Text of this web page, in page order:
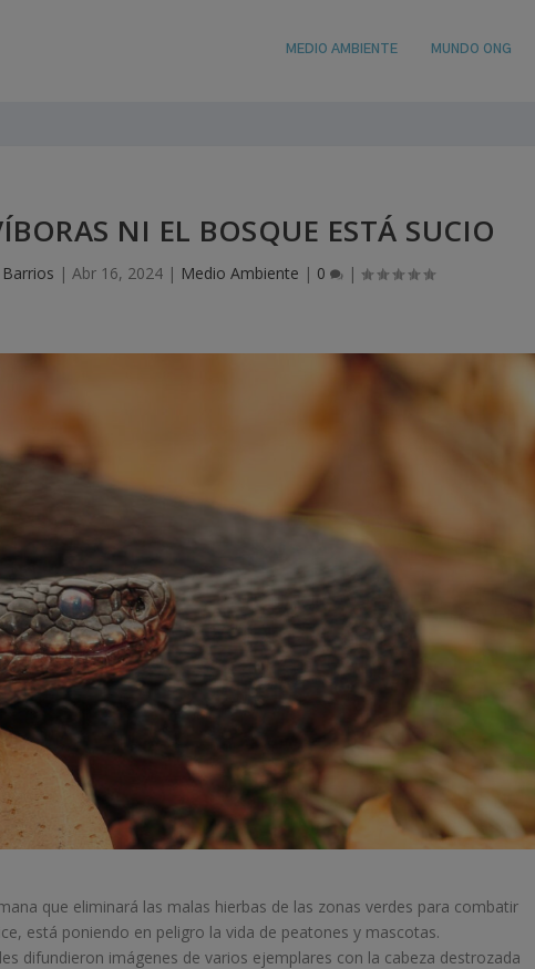
MEDIO AMBIENTE MUNDO ONG
NI EL BOSQUE ESTÁ SUCIO
|Abr 16, 2024 | Medio Ambiente | 0 |
que eliminará las malas hierbas de las zonas verdes para combatir
está poniendo en peligro la vida de peatones y mascotas.
difundieron imágenes de varios ejemplares con la cabeza destrozada